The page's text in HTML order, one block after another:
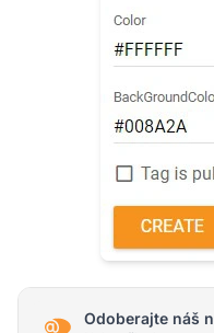
Odoberajte náš